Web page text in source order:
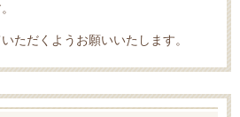
ただくようお願いいたします。